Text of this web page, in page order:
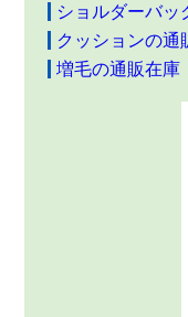
ショルダーバッ
クッションの通
増毛の通販在庫